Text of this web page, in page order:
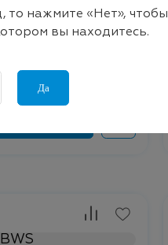
то нажмите «Нет», чтобы
вы находитесь.
Да